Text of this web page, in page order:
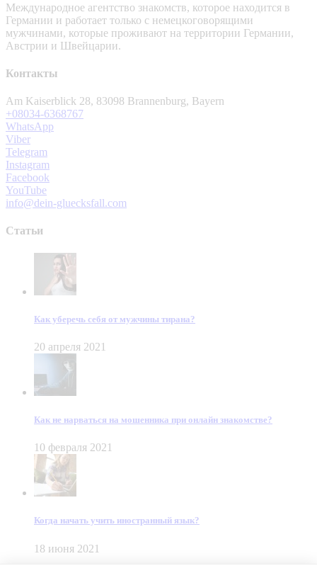
Международное агентство знакомств, которое находится в
Германии и работает только с немецкоговорящими
мужчинами, которые проживают на территории Германии,
Австрии и Швейцарии.
Контакты
Am Kaiserblick 28, 83098 Brannenburg, Bayern
+08034-6368767
WhatsApp
Viber
Telegram
Instagram
Facebook
YouTube
info@dein-gluecksfall.com
Статьи
Как уберечь себя от мужчины тирана?
20 апреля 2021
Как не нарваться на мошенника при онлайн знакомстве?
10 февраля 2021
Когда начать учить иностранный язык?
18 июня 2021